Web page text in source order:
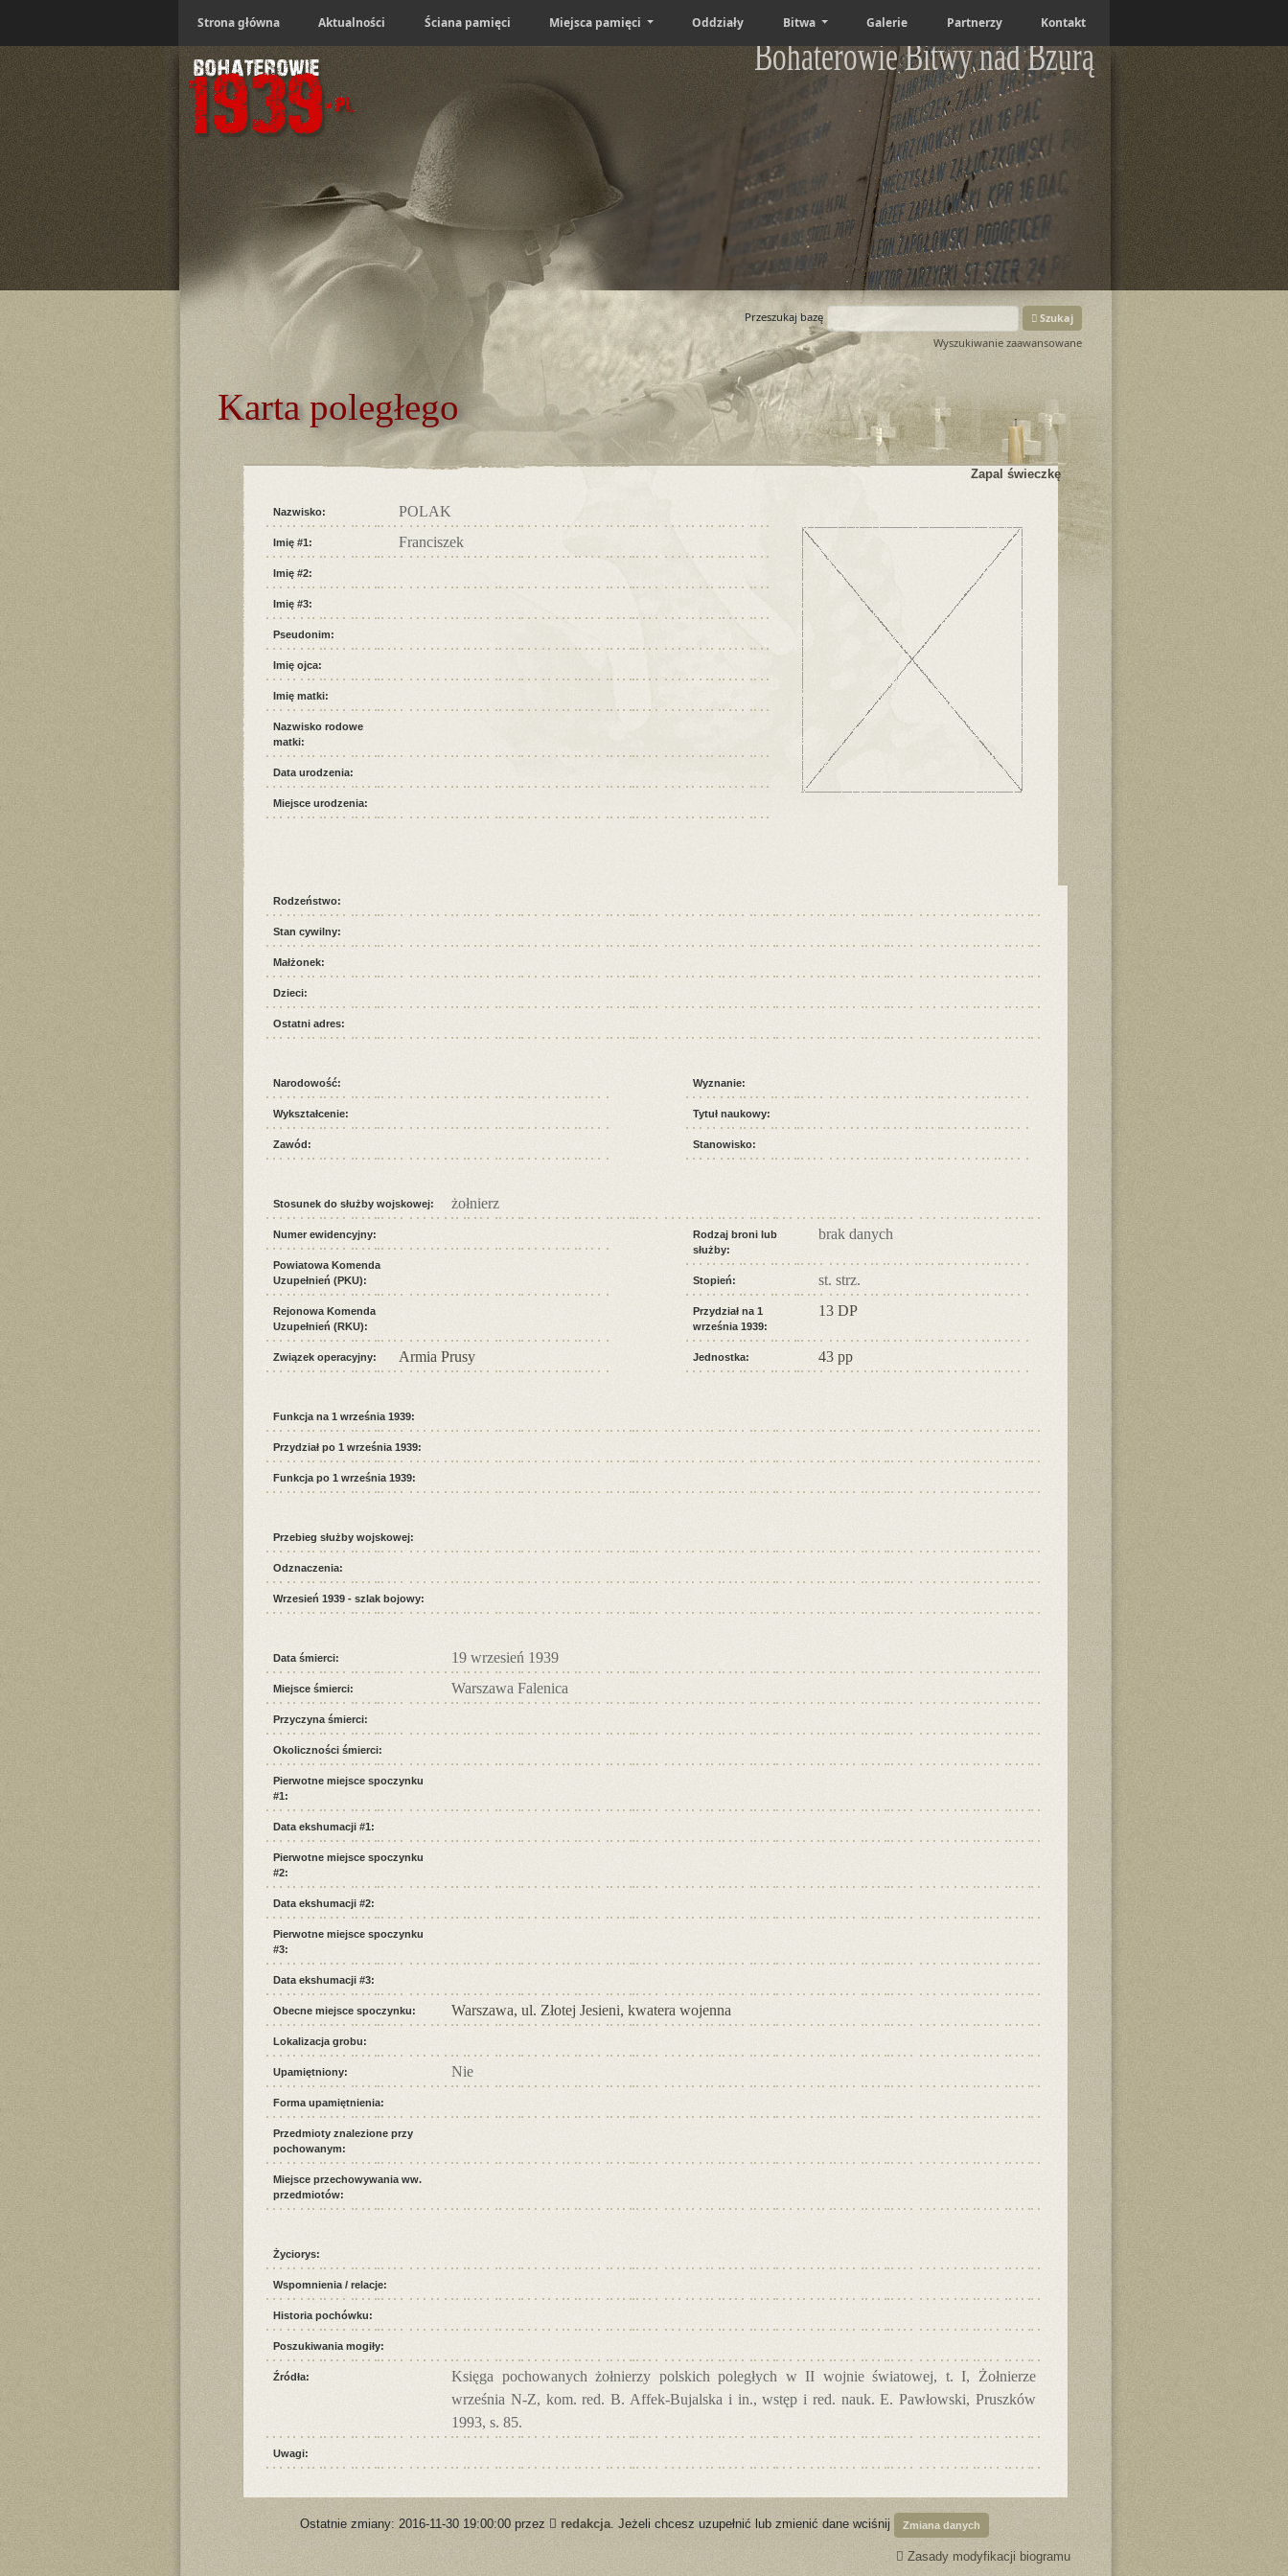
Strona główna Aktualności Ściana pamięci Miejsca pamięci Oddziały Bitwa Galerie Partnerzy Kontakt
Bohaterowie Bitwy nad Bzurą
Przeszukaj bazę
Szukaj
Wyszukiwanie zaawansowane
Karta poległego
Zapal świeczkę
Nazwisko: POLAK
Imię #1: Franciszek
Imię #2:
Imię #3:
Pseudonim:
Imię ojca:
Imię matki:
Nazwisko rodowe
matki:
Data urodzenia:
Miejsce urodzenia:
Rodzeństwo:
Stan cywilny:
Małżonek:
Dzieci:
Ostatni adres:
Narodowość:
Wykształcenie:
Zawód:
Wyznanie:
Tytuł naukowy:
Stanowisko:
Stosunek do służby wojskowej: żołnierz
Numer ewidencyjny:
Powiatowa Komenda
Uzupełnień (PKU):
Rejonowa Komenda
Uzupełnień (RKU):
Związek operacyjny: Armia Prusy
Rodzaj broni lub
służby:
brak danych
Stopień: st. strz.
Przydział na 1
września 1939:
13 DP
Jednostka: 43 pp
Funkcja na 1 września 1939:
Przydział po 1 września 1939:
Funkcja po 1 września 1939:
Przebieg służby wojskowej:
Odznaczenia:
Wrzesień 1939 - szlak bojowy:
Data śmierci: 19 wrzesień 1939
Miejsce śmierci: Warszawa Falenica
Przyczyna śmierci:
Okoliczności śmierci:
Pierwotne miejsce spoczynku
#1:
Data ekshumacji #1:
Pierwotne miejsce spoczynku
#2:
Data ekshumacji #2:
Pierwotne miejsce spoczynku
#3:
Data ekshumacji #3:
Obecne miejsce spoczynku: Warszawa, ul. Złotej Jesieni, kwatera wojenna
Lokalizacja grobu:
Upamiętniony: Nie
Forma upamiętnienia:
Przedmioty znalezione przy
pochowanym:
Miejsce przechowywania ww.
przedmiotów:
Życiorys:
Wspomnienia / relacje:
Historia pochówku:
Poszukiwania mogiły:
Źródła:
Księga pochowanych żołnierzy polskich poległych w II wojnie światowej, t. I, Żołnierze
września N-Z, kom. red. B. Affek-Bujalska i in., wstęp i red. nauk. E. Pawłowski, Pruszków
1993, s. 85.
Uwagi:
Ostatnie zmiany: 2016-11-30 19:00:00 przez redakcja. Jeżeli chcesz uzupełnić lub zmienić dane wciśnij Zmiana danych
Zasady modyfikacji biogramu